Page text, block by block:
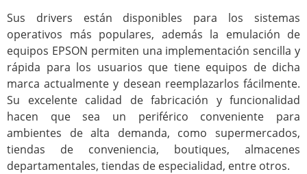
Sus drivers están disponibles para los sistemas
operativos más populares, además la emulación de
equipos EPSON permiten una implementación sencilla y
rápida para los usuarios que tiene equipos de dicha
marca actualmente y desean reemplazarlos fácilmente.
Su excelente calidad de fabricación y funcionalidad
hacen que sea un periférico conveniente para
ambientes de alta demanda, como supermercados,
tiendas de conveniencia, boutiques, almacenes
departamentales, tiendas de especialidad, entre otros.